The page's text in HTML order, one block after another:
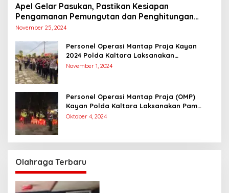
Apel Gelar Pasukan, Pastikan Kesiapan
Pengamanan Pemungutan dan Penghitungan
Suara
November 25, 2024
Personel Operasi Mantap Praja Kayan
2024 Polda Kaltara Laksanakan
Pengamanan Simulasi Pemungutan dan
November 1, 2024
Personel Operasi Mantap Praja (OMP)
Kayan Polda Kaltara Laksanakan Pam
Kampanye Paslon Gubernur dan Wakil
Oktober 4, 2024
Olahraga Terbaru